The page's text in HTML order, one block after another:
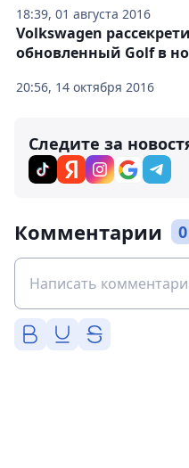
18:39, 01 августа 2016
20:56, 14 октября 2016
Volkswagen
обновленный Golf в
Следите за
Комментарии 0